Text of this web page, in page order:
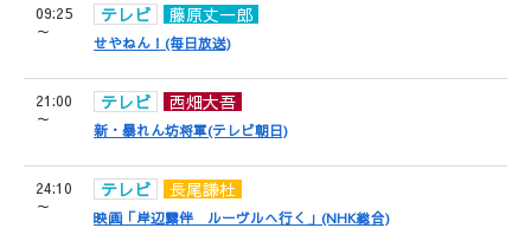
09:25
～
テレビ 藤原丈一郎
せやねん！(毎日放送)
21:00
～
テレビ 西畑大吾
新・暴れん坊将軍(テレビ朝日)
24:10
～
テレビ 長尾謙杜
映画「岸辺露伴 ルーヴルへ行く」(NHK総合)